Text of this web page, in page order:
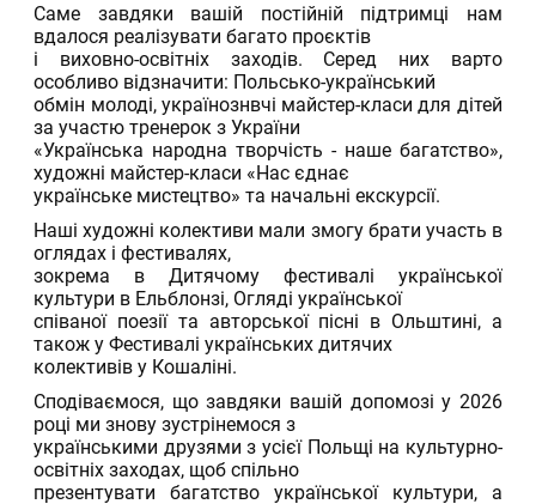
Саме завдяки вашій постійній підтримці нам
вдалося реалізувати багато проєктів
і виховно-освітніх заходів. Серед них варто
особливо відзначити: Польсько-український
обмін молоді, українознвчі майстер-класи для дітей
за участю тренерок з України
«Українська народна творчість - наше багатство»,
художні майстер-класи «Нас єднає
українське мистецтво» та начальні екскурсії.
Наші художні колективи мали змогу брати участь в
оглядах і фестивалях,
зокрема в Дитячому фестивалі української
культури в Ельблонзі, Огляді української
співаної поезії та авторської пісні в Ольштині, а
також у Фестивалі українських дитячих
колективів у Кошаліні.
Сподіваємося, що завдяки вашій допомозі у 2026
році ми знову зустрінемося з
українськими друзями з усієї Польщі на культурно-
освітніх заходах, щоб спільно
презентувати багатство української культури, а